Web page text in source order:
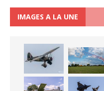
IMAGES A LA UNE